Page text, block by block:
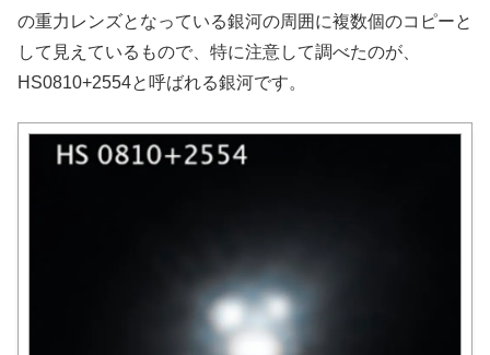
の重力レンズとなっている銀河の周囲に複数個のコピーと
して見えているもので、特に注意して調べたのが、
HS0810+2554と呼ばれる銀河です。